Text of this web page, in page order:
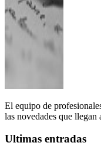
El equipo de
las novedades que llegan
Ultimas entradas